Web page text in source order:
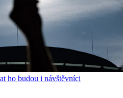
ho budou i návštěvníci